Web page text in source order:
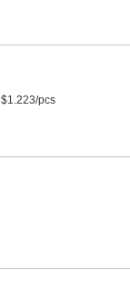
$1.223/pcs